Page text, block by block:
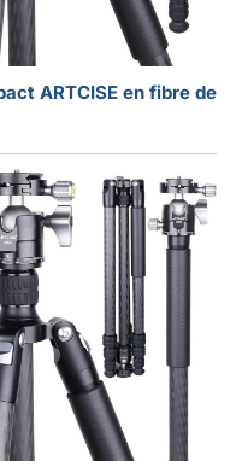
ARTCISE en fibre de